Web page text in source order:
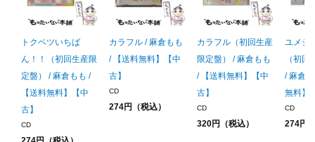
トクベツいちば
ん！！（初回生産限
定盤） / 麻倉もも /
【送料無料】【中
古】
CD
カラフル / 麻倉もも
/ 【送料無料】【中
古】
CD
274円（税込）
カラフル（初回生産
限定盤） / 麻倉もも
/ 【送料無料】【中
古】
CD
320円（税込）
ユメシ
（初
/ 麻倉
無料】
CD
274円